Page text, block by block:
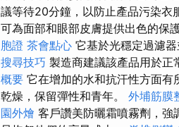
議等待20分鐘，以防止產品污染衣
可為面部和眼部皮膚提供出色的保
胞證 茶會點心 它基於光穩定過濾
搜尋技巧 製造商建議該產品用於正
概要 它在增加的水和抗汗性方面
乾燥，保留彈性和青年。 外埔筋膜
園外燴 客戶讚美防曬霜噴霧劑，強